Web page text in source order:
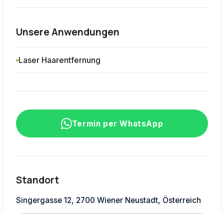
Unsere Anwendungen
Laser Haarentfernung
Termin per WhatsApp
Standort
Singergasse 12, 2700 Wiener Neustadt, Österreich